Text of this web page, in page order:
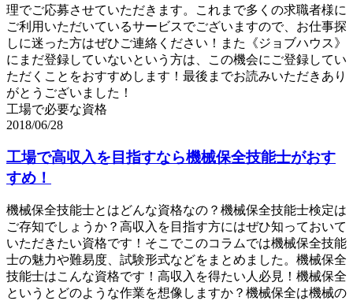
理でご応募させていただきます。これまで多くの求職者様に
ご利用いただいているサービスでございますので、お仕事探
しに迷った方はぜひご連絡ください！また《ジョブハウス》
にまだ登録していないという方は、この機会にご登録してい
ただくことをおすすめします！最後までお読みいただきあり
がとうございました！
工場で必要な資格
2018/06/28
工場で高収入を目指すなら機械保全技能士がおす
すめ！
機械保全技能士とはどんな資格なの？機械保全技能士検定は
ご存知でしょうか？高収入を目指す方にはぜひ知っておいて
いただきたい資格です！そこでこのコラムでは機械保全技能
士の魅力や難易度、試験形式などをまとめました。機械保全
技能士はこんな資格です！高収入を得たい人必見！機械保全
というとどのような作業を想像しますか？機械保全は機械の